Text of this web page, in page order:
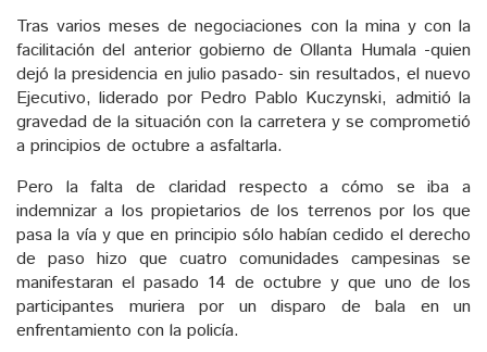
Tras varios meses de negociaciones con la mina y con la
facilitación del anterior gobierno de Ollanta Humala -quien
dejó la presidencia en julio pasado- sin resultados, el nuevo
Ejecutivo, liderado por Pedro Pablo Kuczynski, admitió la
gravedad de la situación con la carretera y se comprometió
a principios de octubre a asfaltarla.
Pero la falta de claridad respecto a cómo se iba a
indemnizar a los propietarios de los terrenos por los que
pasa la vía y que en principio sólo habían cedido el derecho
de paso hizo que cuatro comunidades campesinas se
manifestaran el pasado 14 de octubre y que uno de los
participantes muriera por un disparo de bala en un
enfrentamiento con la policía.